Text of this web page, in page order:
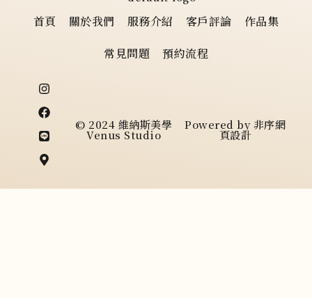
首頁 關於我們 服務介紹 客戶評論
作品集
常見問題
預約流程
© 2024 維納斯美學
Venus Studio
I
n
s
t
a
g
r
a
F
a
c
e
b
o
o
k
L
i
n
e
M
a
p
-
m
a
r
k
r
Powered by非序網
頁設計